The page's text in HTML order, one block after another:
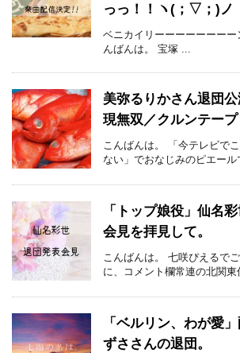
っっ！！ヽ(；▽；)ノ
ベニカイリーーーーーーー
んばんは。 宝塚 ...
美弥るりかさん退団
現無双／クルンテー
こんばんは。 「今テレビで
ない」でおなじみのピエール
「トップ娘役」仙名
会見を拝見して。
こんばんは。 七咲ぴえるで
に、コメント欄常連の北関
「ベルリン、わが愛
ずささんの退団。